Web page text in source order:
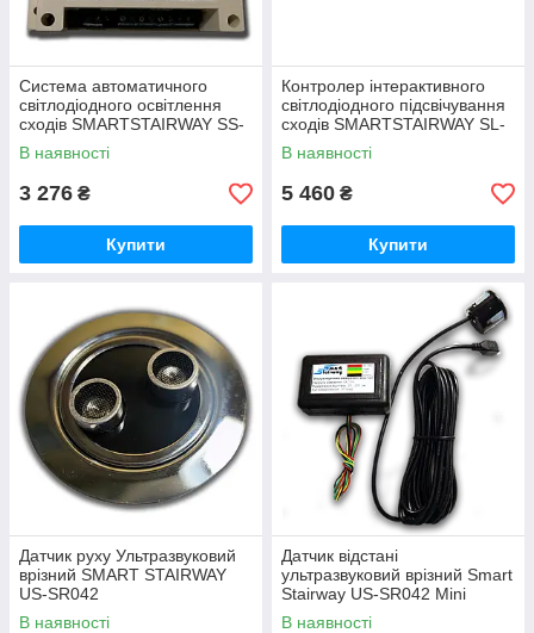
Система автоматичного
світлодіодного освітлення
сходів SMARTSTAIRWAY SS-
26
В наявності
3 276 ₴
Купити
Контролер інтерактивного
світлодіодного підсвічування
сходів SMARTSTAIRWAY SL-
281X-Wi-Fi АRGB
В наявності
5 460 ₴
Купити
Датчик руху Ультразвуковий
врізний SMART STAIRWAY
US-SR042
В наявності
Датчик відстані
ультразвуковий врізний Smart
Stairway US-SR042 Mini
В наявності